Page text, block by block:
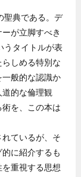
聖典である。デ
が立脚すべき
うタイトルが表
しめる特別な
般的な認識か
的な倫理観
を、この本は
ているが、そ
に紹介するも
重視する思想